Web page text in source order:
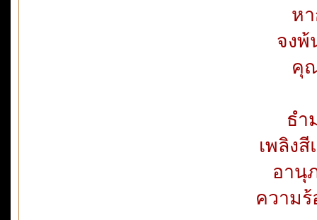
ห
จงพ้
คุ
ธำ
เพลิง
อานุ
ความ